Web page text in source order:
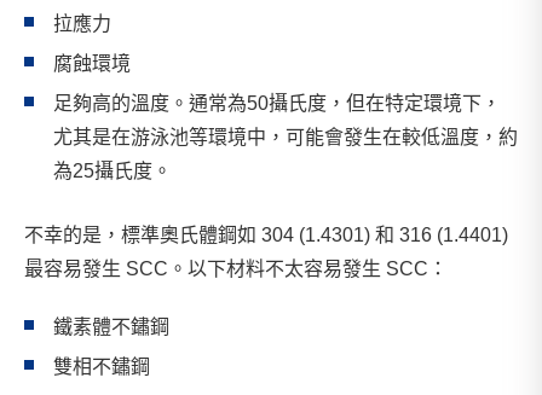
拉應力
腐蝕環境
足夠高的溫度。通常為50攝氏度，但在特定環境下，
尤其是在游泳池等環境中，可能會發生在較低溫度，約
為25攝氏度。
不幸的是，標準奧氏體鋼如 304 (1.4301) 和 316 (1.4401)
最容易發生 SCC。以下材料不太容易發生 SCC：
鐵素體不鏽鋼
雙相不鏽鋼